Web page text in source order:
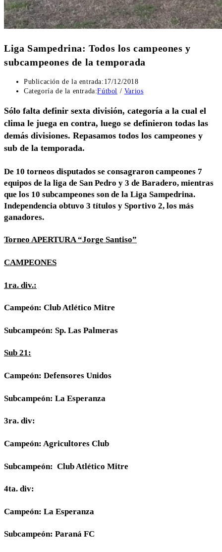
Liga Sampedrina: Todos los campeones y
subcampeones de la temporada
Publicación de la entrada: 17/12/2018
Categoría de la entrada:Fútbol / Varios
Sólo falta definir sexta división, categoría a la cual el
clima le juega en contra, luego se definieron todas las
demás divisiones. Repasamos todos los campeones y
sub de la temporada.
De 10 torneos disputados se consagraron campeones 7
equipos de la liga de San Pedro y 3 de Baradero, mientras
que los 10 subcampeones son de la Liga Sampedrina.
Independencia obtuvo 3 títulos y Sportivo 2, los más
ganadores.
Torneo APERTURA “Jorge Santiso”
CAMPEONES
1ra. div.:
Campeón: Club Atlético Mitre
Subcampeón: Sp. Las Palmeras
Sub 21:
Campeón: Defensores Unidos
Subcampeón: La Esperanza
3ra. div:
Campeón: Agricultores Club
Subcampeón: Club Atlético Mitre
4ta. div:
Campeón: La Esperanza
Subcampeón: Paraná FC